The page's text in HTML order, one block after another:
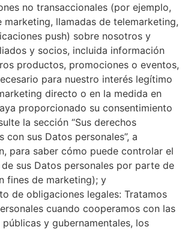
no transaccionales (por ejemplo,
marketing, llamadas de telemarketing,
push) sobre nosotros y
y socios, incluida información
productos, promociones o eventos,
para nuestro interés legítimo
directo o en la medida en
proporcionado su consentimiento
la sección “Sus derechos
con sus Datos personales”, a
para saber cómo puede controlar el
sus Datos personales por parte de
fines de marketing); y
de obligaciones legales: Tratamos
cuando cooperamos con las
y gubernamentales, los